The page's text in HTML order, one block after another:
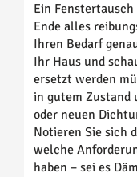
Ein
Ende alles
Ihren Bedarf
Ihr Haus und
ersetzt werden
in gutem Zustand
oder neuen
Notieren Sie sich
welche
haben – sei es